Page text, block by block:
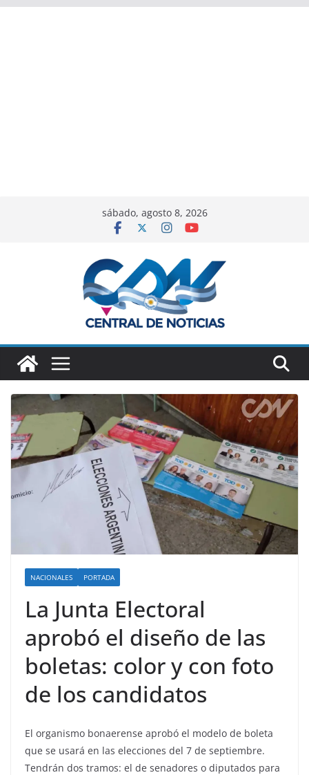
sábado, agosto 8, 2026
NACIONALES PORTADA
La Junta Electoral
aprobó el diseño de las
boletas: color y con foto
de los candidatos
El organismo bonaerense aprobó el modelo de boleta
que se usará en las elecciones del 7 de septiembre.
Tendrán dos tramos: el de senadores o diputados para